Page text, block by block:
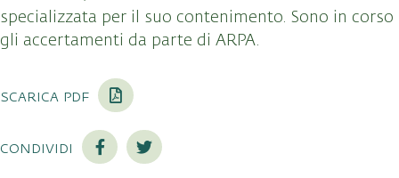
specializzata per il suo contenimento. Sono in corso
gli accertamenti da parte di ARPA.
scarica pdf
condividi